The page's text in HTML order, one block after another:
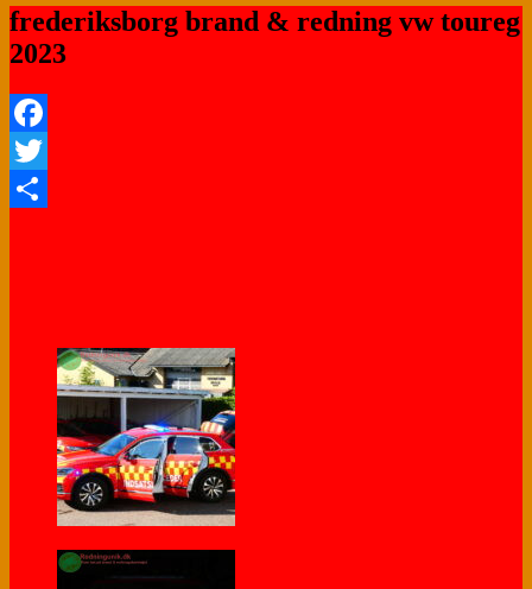
frederiksborg brand & redning vw toureg
2023
Facebook
Twitter